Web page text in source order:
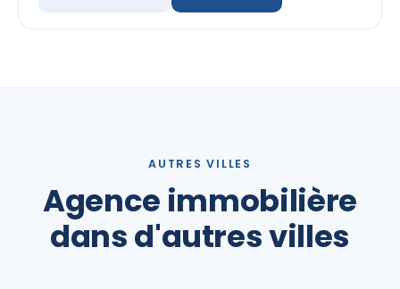
AUTRES VILLES
Agence immobilière
dans d'autres villes